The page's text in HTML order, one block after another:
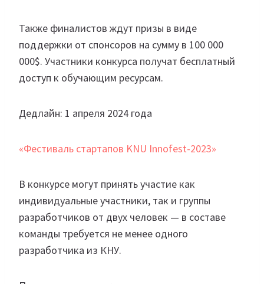
Также финалистов ждут призы в виде
поддержки от спонсоров на сумму в 100 000
000$. Участники конкурса получат бесплатный
доступ к обучающим ресурсам.
Дедлайн: 1 апреля 2024 года
«Фестиваль стартапов KNU Innofest-2023»
В конкурсе могут принять участие как
индивидуальные участники, так и группы
разработчиков от двух человек — в составе
команды требуется не менее одного
разработчика из КНУ.